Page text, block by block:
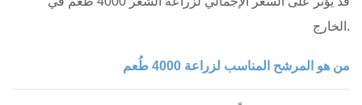
الخارج.
من هو المرشح المناسب لزراعة 4000 طُعم